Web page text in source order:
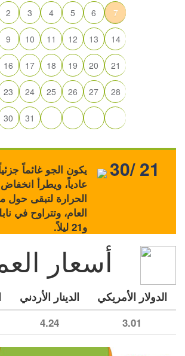
2 3 4 5 6 7
9 10 11 12 13 14
16 17 18 19 20 21
23 24 25 26 27 28
30 31
يكون الجو غائماً
عادياً، ويطرأ
الحرارة لتبقى حول
و21 ليلاً.
30/ 21
أسعار
الدولار الأمريكي الدينار الأردني
3.01
4.24